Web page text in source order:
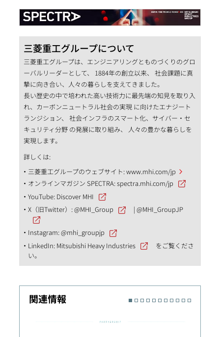
三菱重工グループについて
三菱重工グループは、エンジニアリングとものづくりのグロ
ーバルリーダーとして、 1884年の創立以来、 社会課題に真
摯に向き合い、人々の暮らしを支えてきました。
長い歴史の中で培われた高い技術力に最先端の知見を取り入
れ、カーボンニュートラル社会の実現 に向けたエナジート
ランジション、 社会インフラのスマート化、サイバー・セ
キュリティ分野 の発展に取り組み、 人々の豊かな暮らしを
実現します。
詳しくは:
三菱重工グループのウェブサイト:www.mhi.com/jp
オンラインマガジン SPECTRA:spectra.mhi.com/jp
YouTube: Discover MHI
X（旧Twitter）:@MHI_Group |@MHI_GroupJP
Instagram:@mhi_groupjp
LinkedIn: Mitsubishi Heavy Industries
をご覧くださ
い。
関連情報